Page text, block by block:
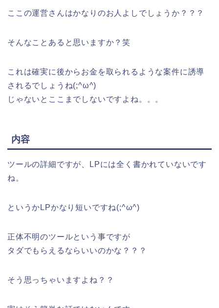
ここの運営さんはかなりのお人よしでしょうか？？？
そんなことあると思いますか？笑
これは確実に後からお金を取られるような案件に誘導
されるでしょうね(;^ω^)
じゃないとここまでしないですよね。。。
内容
ツールの詳細ですが、LPには全く書かれていないです
ね。
というかLPかなり短いですね(;^ω^)
正体不明のツールという事ですが
タダでもらえるならいいのかな？？？
そう思っちゃいますよね？？